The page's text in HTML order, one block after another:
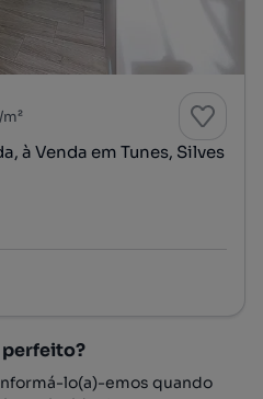
à Venda em Tunes, Silves
perfeito?
lo(a)-emos quando